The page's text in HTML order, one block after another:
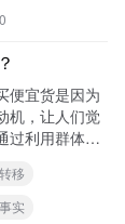
便宜货是因为
机，让人们觉
过利用群体，
移
实